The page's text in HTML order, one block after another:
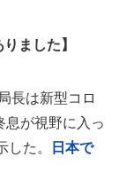
ました】
長は新型コロ
が視野に入っ
た。
日本で